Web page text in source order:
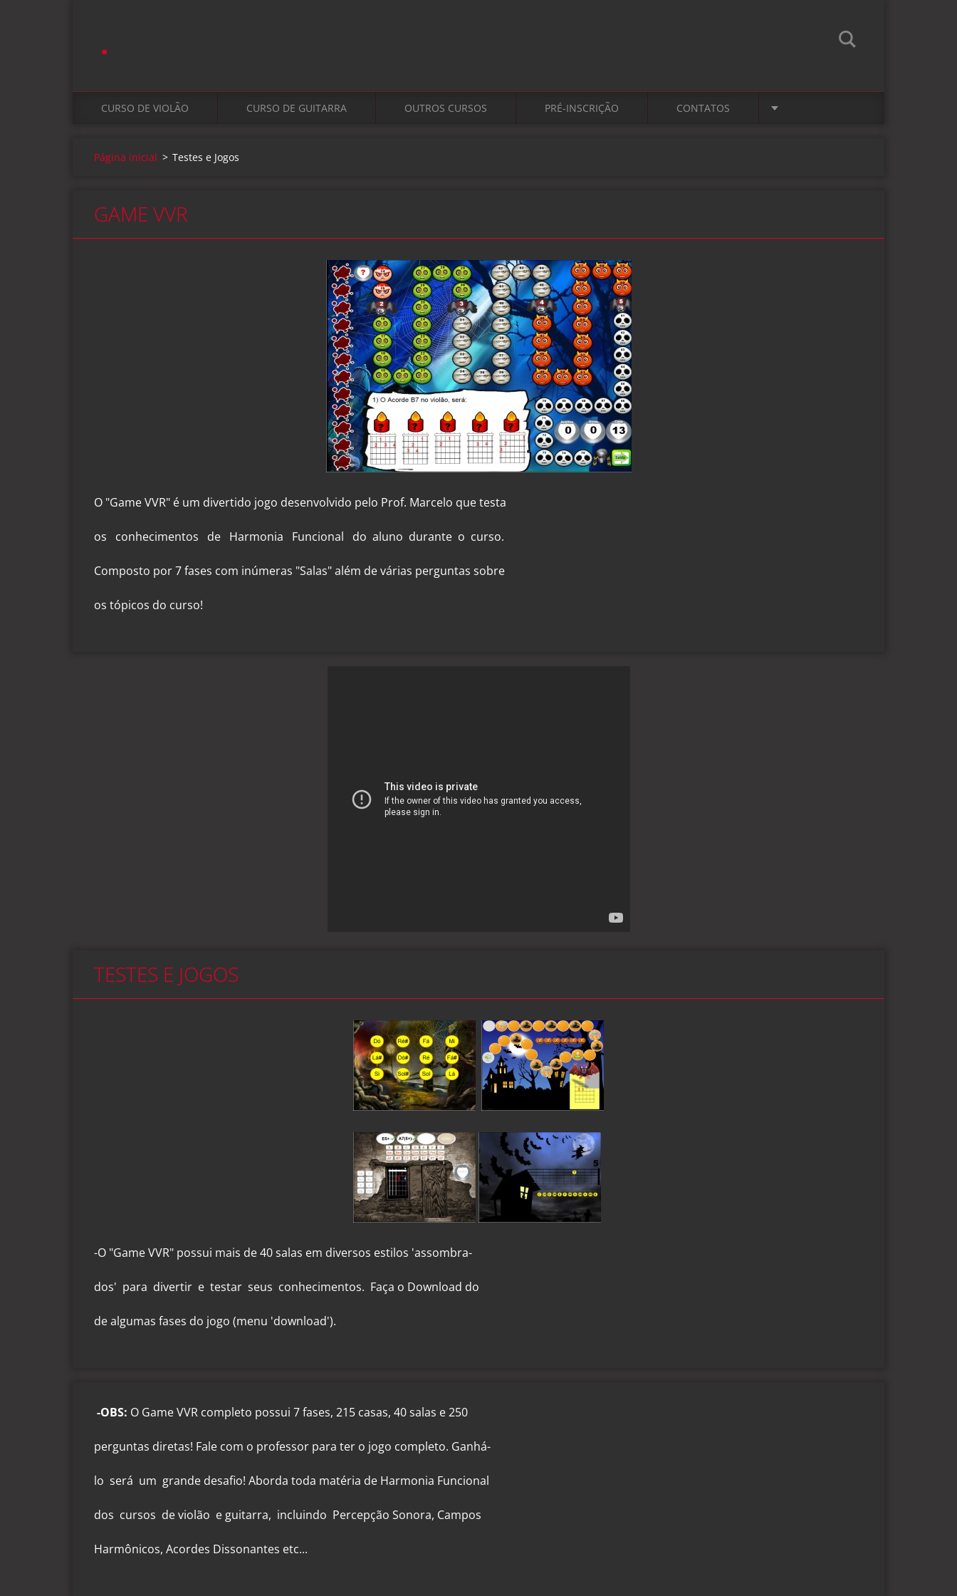
.
CURSO DE VIOLÃO CURSO DE GUITARRA OUTROS CURSOS PRÉ-INSCRIÇÃO CONTATOS
Página inicial > Testes e Jogos
GAME VVR
O "Game VVR" é um divertido jogo desenvolvido pelo Prof. Marcelo que testa
os conhecimentos de Harmonia Funcional do aluno durante o curso.
Composto por 7 fases com inúmeras "Salas" além de várias perguntas sobre
os tópicos do curso!
TESTES E JOGOS
-O "Game VVR" possui mais de 40 salas em diversos estilos 'assombra-
dos' para divertir e testar seus conhecimentos. Faça o Download do
de algumas fases do jogo (menu 'download').
-OBS: O Game VVR completo possui 7 fases, 215 casas, 40 salas e 250
perguntas diretas! Fale com o professor para ter o jogo completo. Ganhá-
lo será um grande desafio! Aborda toda matéria de Harmonia Funcional
dos cursos de violão e guitarra, incluindo Percepção Sonora, Campos
Harmônicos, Acordes Dissonantes etc...